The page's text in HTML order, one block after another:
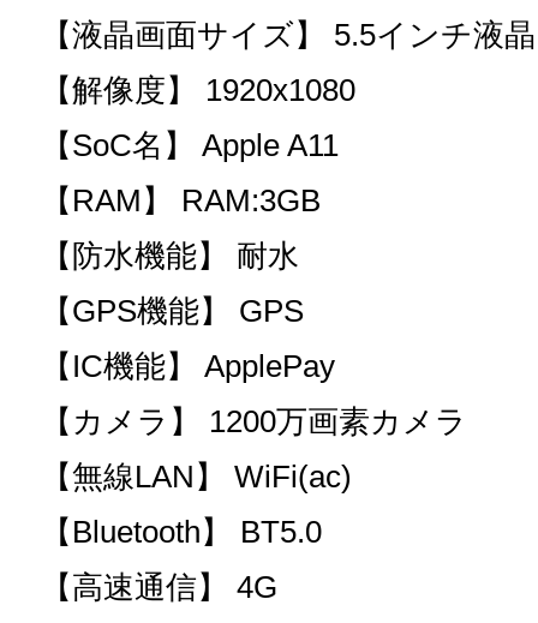
【液晶画面サイズ】 5.5インチ液晶
【解像度】 1920x1080
【SoC名】 Apple A11
【RAM】 RAM:3GB
【防水機能】 耐水
【GPS機能】 GPS
【IC機能】 ApplePay
【カメラ】 1200万画素カメラ
【無線LAN】 WiFi(ac)
【Bluetooth】 BT5.0
【高速通信】 4G